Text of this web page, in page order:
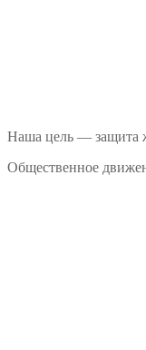
Наша цель — защита
Общественное